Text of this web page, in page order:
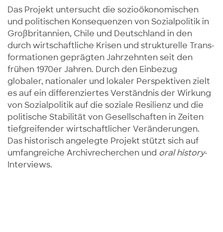
Das Projekt untersucht die sozioökonomischen
und politischen Konsequenzen von Sozialpolitik in
Großbritannien, Chile und Deutschland in den
durch wirtschaftliche Krisen und strukturelle Trans­
formationen geprägten Jahrzehnten seit den
frühen 1970er Jahren. Durch den Einbezug
globaler, nationaler und lokaler Perspektiven zielt
es auf ein differenziertes Verständnis der Wirkung
von Sozialpolitik auf die soziale Resilienz und die
politische Stabilität von Gesellschaften in Zeiten
tief­greifender wirtschaftlicher Veränderungen.
Das historisch angelegte Projekt stützt sich auf
umfang­reiche Archivrecherchen und oral history-
Interviews.